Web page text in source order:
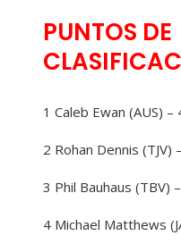
PUNTOS DE
1 Caleb Ewan (AUS)
2 Rohan Dennis (TJV)
3 Phil Bauhaus (TBV)
4 Michael Matthews